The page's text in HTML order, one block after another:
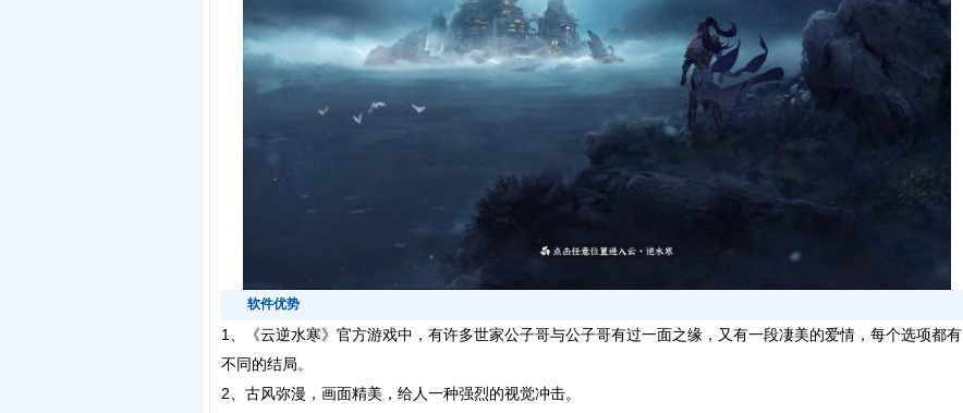
软件优势
1、
《云逆水寒》官方游戏中，有许多世家公子哥与公子哥有过一面之缘，又有一段凄美的爱情，每个选项都有
不同的结局。
2、古风弥漫，画面精美，给人一种强烈的视觉冲击。